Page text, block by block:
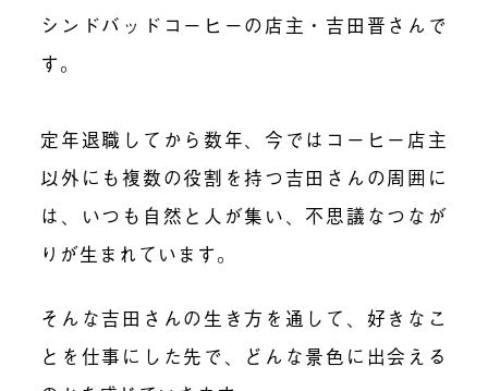
シンドバッドコーヒーの店主・吉田晋さんで
す。
定年退職してから数年、今ではコーヒー店主
以外にも複数の役割を持つ吉田さんの周囲に
は、いつも自然と人が集い、不思議なつなが
りが生まれています。
そんな吉田さんの生き方を通して、好きなこ
とを仕事にした先で、どんな景色に出会える